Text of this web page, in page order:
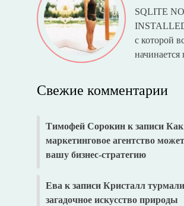
SQLITE
с которой
начинается
Свежие комментарии
Тимофей Сорокинк записи
маркетинговое агентство
вашу бизнес-стратегию
Евак записи Кристалл
загадочное искусство природы